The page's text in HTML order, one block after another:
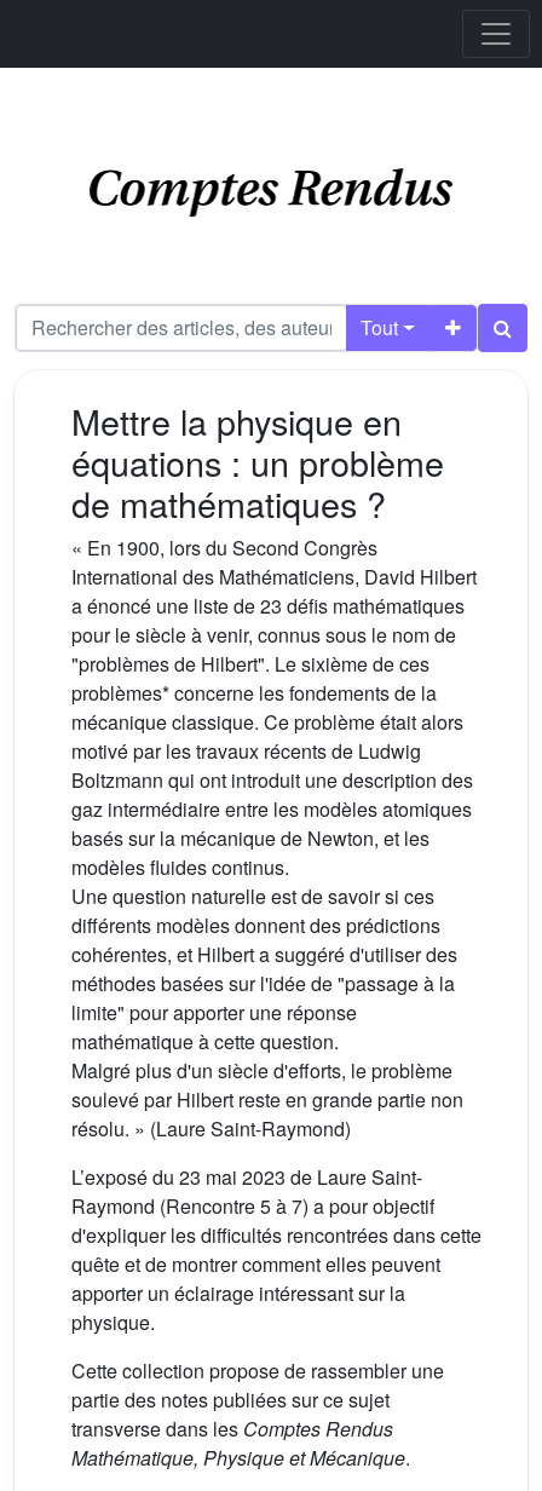
Tout
Mettre la physique en
équations : un problème
de mathématiques ?
« En 1900, lors du Second Congrès
International des Mathématiciens, David Hilbert
a énoncé une liste de 23 défis mathématiques
pour le siècle à venir, connus sous le nom de
"problèmes de Hilbert". Le sixième de ces
problèmes* concerne les fondements de la
mécanique classique. Ce problème était alors
motivé par les travaux récents de Ludwig
Boltzmann qui ont introduit une description des
gaz intermédiaire entre les modèles atomiques
basés sur la mécanique de Newton, et les
modèles fluides continus.
Une question naturelle est de savoir si ces
différents modèles donnent des prédictions
cohérentes, et Hilbert a suggéré d'utiliser des
méthodes basées sur l'idée de "passage à la
limite" pour apporter une réponse
mathématique à cette question.
Malgré plus d'un siècle d'efforts, le problème
soulevé par Hilbert reste en grande partie non
résolu. » (Laure Saint-Raymond)
L’exposé du 23 mai 2023 de Laure Saint-
Raymond (Rencontre 5 à 7) a pour objectif
d'expliquer les difficultés rencontrées dans cette
quête et de montrer comment elles peuvent
apporter un éclairage intéressant sur la
physique.
Cette collection propose de rassembler une
partie des notes publiées sur ce sujet
transverse dans les Comptes Rendus
Mathématique, Physique et Mécanique.